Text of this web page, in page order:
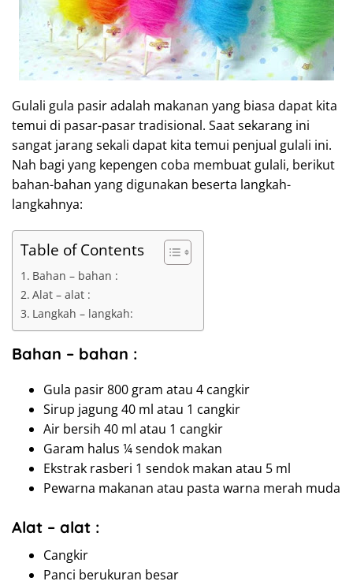
Gulali gula pasir adalah makanan yang biasa dapat kita
temui di pasar-pasar tradisional. Saat sekarang ini
sangat jarang sekali dapat kita temui penjual gulali ini.
Nah bagi yang kepengen coba membuat gulali, berikut
bahan-bahan yang digunakan beserta langkah-
langkahnya:
Table of Contents
Bahan – bahan :
Alat – alat :
Langkah – langkah:
Bahan – bahan :
Gula pasir 800 gram atau 4 cangkir
Sirup jagung 40 ml atau 1 cangkir
Air bersih 40 ml atau 1 cangkir
Garam halus ¼ sendok makan
Ekstrak rasberi 1 sendok makan atau 5 ml
Pewarna makanan atau pasta warna merah muda
Alat – alat :
Cangkir
Panci berukuran besar